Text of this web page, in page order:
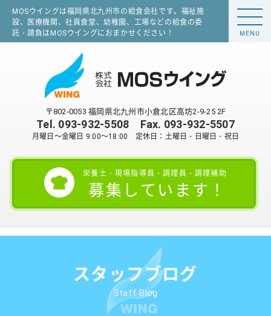
MOSウイングは福岡県北九州市の給食会社です。福祉施
設、医療機関、社員食堂、幼稚園、工場などの給食の委
託・請負はMOSウイングにおまかせください！
〒802-0053 福岡県北九州市小倉北区高坊2-9-25 2F
Tel. 093-932-5508 Fax. 093-932-5507
月曜日～金曜日 9:00～18:00 定休日：土曜日・日曜日・祝日
栄養士・現場指導員・調理員・調理補助
募集しています！
MENU
スタッフブログ
Staff Blog